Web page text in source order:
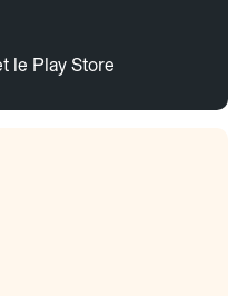
le Play Store